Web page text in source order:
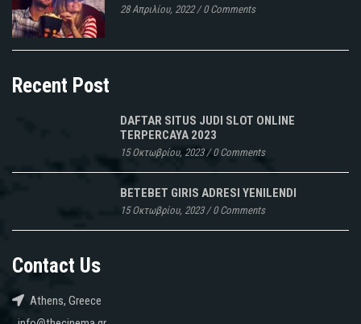
28 Απριλίου, 2022/0 Comments
Recent Post
DAFTAR SITUS JUDI SLOT ONLINE
TERPERCAYA 2023
15 Οκτωβρίου, 2023/0 Comments
BETEBET GIRIS ADRESI YENILENDI
15 Οκτωβρίου, 2023/0 Comments
Contact Us
Athens, Greece